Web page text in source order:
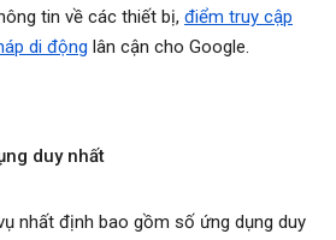
tin về các thiết bị, điểm truy cập
di động lân cận cho Google.
duy nhất
nhất định bao gồm số ứng dụng duy